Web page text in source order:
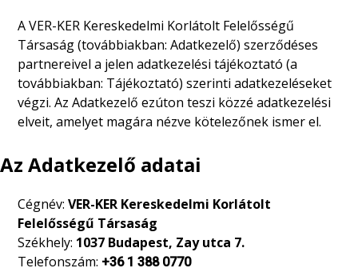
A VER-KER Kereskedelmi Korlátolt Felelősségű
Társaság (továbbiakban: Adatkezelő) szerződéses
partnereivel a jelen adatkezelési tájékoztató (a
továbbiakban: Tájékoztató) szerinti adatkezeléseket
végzi. Az Adatkezelő ezúton teszi közzé adatkezelési
elveit, amelyet magára nézve kötelezőnek ismer el.
Az Adatkezelő adatai
Cégnév:VER-KER Kereskedelmi Korlátolt
Felelősségű Társaság
Székhely: 1037 Budapest, Zay utca 7.
Telefonszám: +36 1 388 0770